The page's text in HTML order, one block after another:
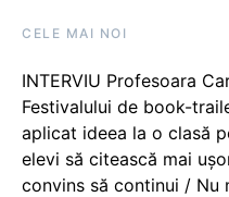
CELE MAI NOI
INTERVIU Profesoara
Festivalului de book-
aplicat ideea la o clasă
elevi să citească mai
convins să continui / Nu